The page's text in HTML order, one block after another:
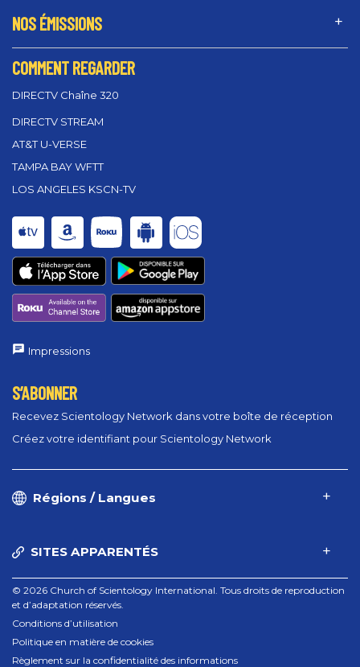
NOS ÉMISSIONS
COMMENT REGARDER
DIRECTV Chaîne 320
DIRECTV STREAM
AT&T U-VERSE
TAMPA BAY WFTT
LOS ANGELES KSCN-TV
Impressions
S’ABONNER
Recevez Scientology Network dans votre boîte de réception
Créez votre identifiant pour Scientology Network
Régions / Langues
SITES APPARENTÉS
© 2026 Church of Scientology International. Tous droits de reproduction
et d’adaptation réservés.
Conditions d’utilisation
Politique en matière de cookies
Règlement sur la confidentialité des informations